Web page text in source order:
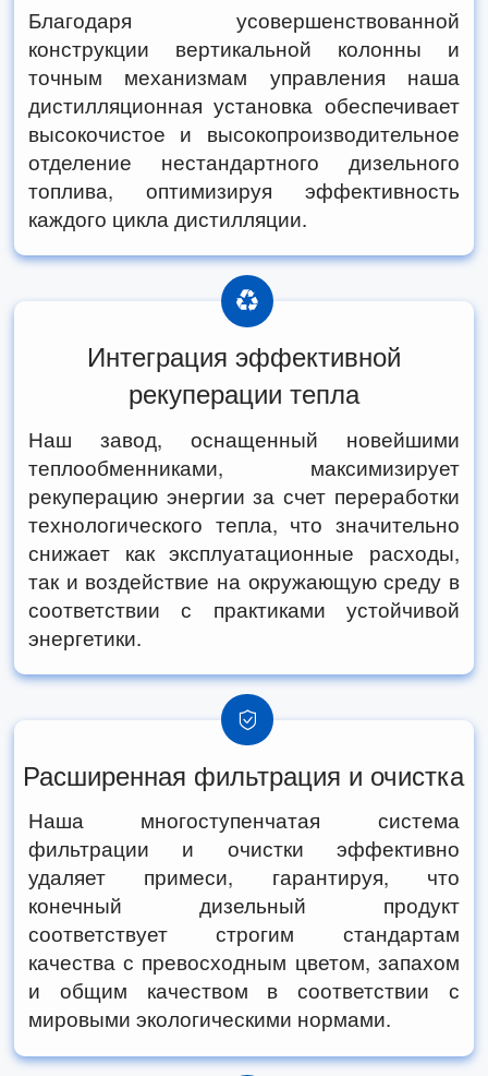
Благодаря усовершенствованной
конструкции вертикальной колонны и
точным механизмам управления наша
дистилляционная установка обеспечивает
высокочистое и высокопроизводительное
отделение нестандартного дизельного
топлива, оптимизируя эффективность
каждого цикла дистилляции.
Интеграция эффективной
рекуперации тепла
Наш завод, оснащенный новейшими
теплообменниками, максимизирует
рекуперацию энергии за счет переработки
технологического тепла, что значительно
снижает как эксплуатационные расходы,
так и воздействие на окружающую среду в
соответствии с практиками устойчивой
энергетики.
Расширенная фильтрация и очистка
Наша многоступенчатая система
фильтрации и очистки эффективно
удаляет примеси, гарантируя, что
конечный дизельный продукт
соответствует строгим стандартам
качества с превосходным цветом, запахом
и общим качеством в соответствии с
мировыми экологическими нормами.